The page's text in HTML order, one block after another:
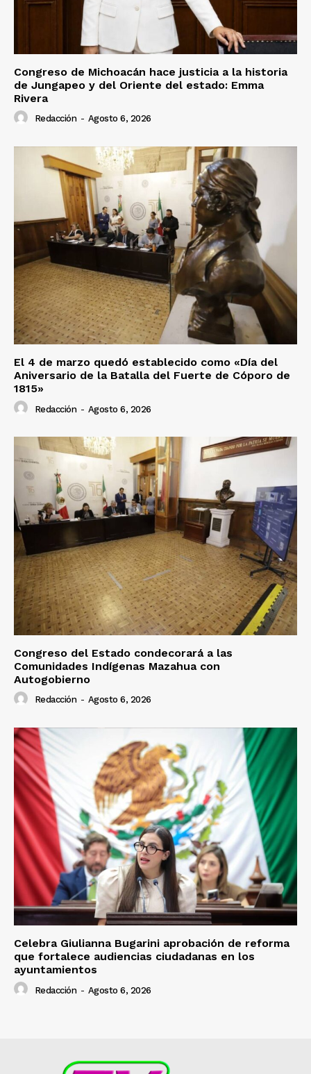
Congreso de Michoacán hace justicia a la historia
de Jungapeo y del Oriente del estado: Emma
Rivera
Redacción - Agosto 6, 2026
El 4 de marzo quedó establecido como «Día del
Aniversario de la Batalla del Fuerte de Cóporo de
1815»
Redacción - Agosto 6, 2026
Congreso del Estado condecorará a las
Comunidades Indígenas Mazahua con
Autogobierno
Redacción - Agosto 6, 2026
Celebra Giulianna Bugarini aprobación de reforma
que fortalece audiencias ciudadanas en los
ayuntamientos
Redacción - Agosto 6, 2026